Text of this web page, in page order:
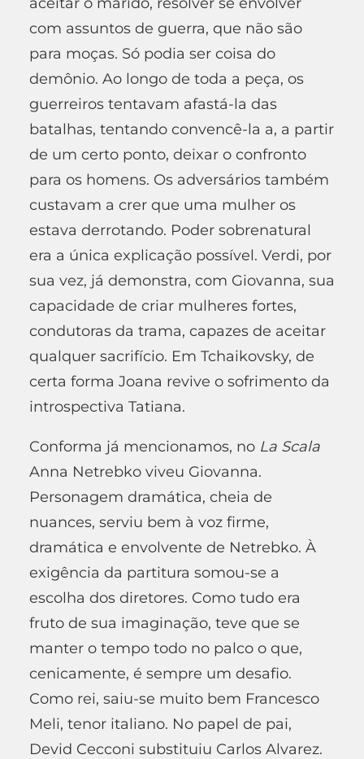
com assuntos de guerra, que não são
para moças. Só podia ser coisa do
demônio. Ao longo de toda a peça, os
guerreiros tentavam afastá-la das
batalhas, tentando convencê-la a, a partir
de um certo ponto, deixar o confronto
para os homens. Os adversários também
custavam a crer que uma mulher os
estava derrotando. Poder sobrenatural
era a única explicação possível. Verdi, por
sua vez, já demonstra, com Giovanna, sua
capacidade de criar mulheres fortes,
condutoras da trama, capazes de aceitar
qualquer sacrifício. Em Tchaikovsky, de
certa forma Joana revive o sofrimento da
introspectiva Tatiana.
Conforma já mencionamos, no La Scala
Anna Netrebko viveu Giovanna.
Personagem dramática, cheia de
nuances, serviu bem à voz firme,
dramática e envolvente de Netrebko. À
exigência da partitura somou-se a
escolha dos diretores. Como tudo era
fruto de sua imaginação, teve que se
manter o tempo todo no palco o que,
cenicamente, é sempre um desafio.
Como rei, saiu-se muito bem Francesco
Meli, tenor italiano. No papel de pai,
Devid Cecconi substituiu Carlos Alvarez.